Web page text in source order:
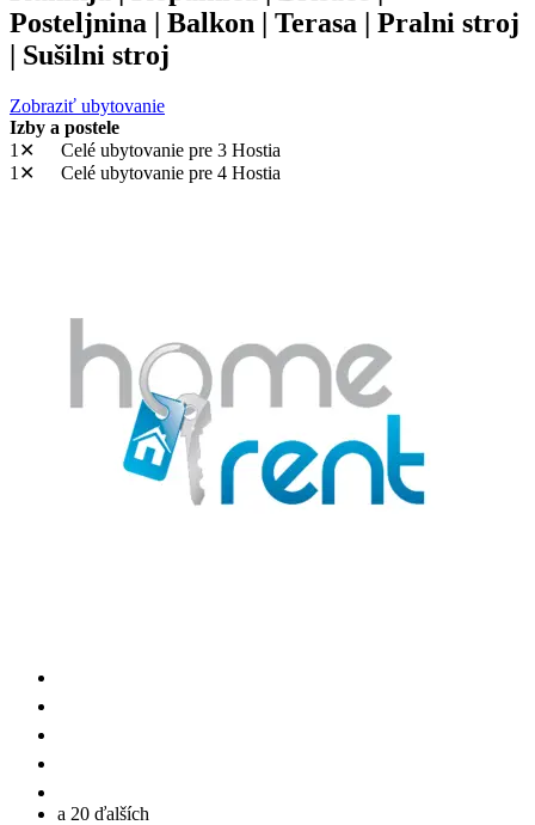
Posteljnina | Balkon | Terasa | Pralni stroj
| Sušilni stroj
Zobraziť ubytovanie
Izby a postele
1✕
Celé ubytovanie pre 3 Hostia
1✕
Celé ubytovanie pre 4 Hostia
a 20 ďalších